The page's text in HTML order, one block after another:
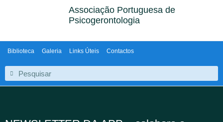
Associação Portuguesa de
Psicogerontologia
Biblioteca Galeria Links Úteis Contactos